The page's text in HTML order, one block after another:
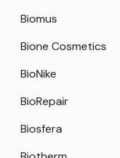
Biomus
Bione Cosmetics
BioNike
BioRepair
Biosfera